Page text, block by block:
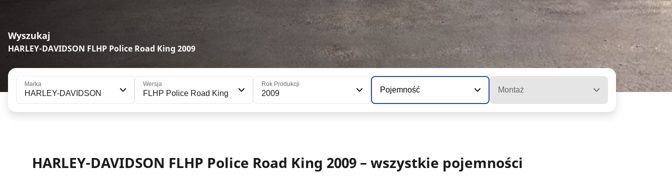
Wyszukaj
HARLEY-DAVIDSON FLHP Police Road King 2009
Marka
HARLEY-DAVIDSON
Wersja
FLHP Police Road King
Rok Produkcji
2009 Pojemność Montaż
HARLEY-DAVIDSON FLHP Police Road King 2009 – wszystkie pojemności